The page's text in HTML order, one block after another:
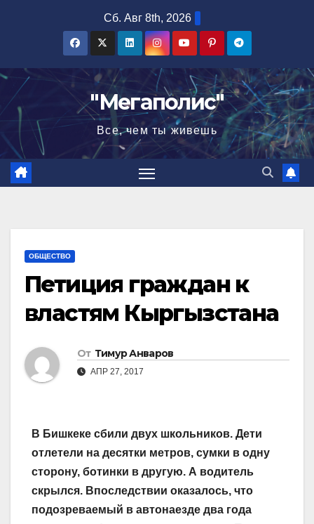
Сб. Авг 8th, 2026
"Мегаполис"
Все, чем ты живешь
ОБЩЕСТВО
Петиция граждан к
властям Кыргызстана
От Тимур Анваров
АПР 27, 2017
В Бишкеке сбили двух школьников. Дети
отлетели на десятки метров, сумки в одну
сторону, ботинки в другую. А водитель
скрылся. Впоследствии оказалось, что
подозреваемый в автонаезде два года